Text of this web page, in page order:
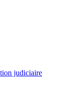
judiciaire